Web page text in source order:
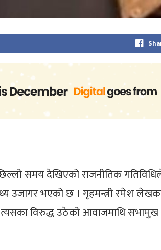
समय देखिएको राजनीतिक
उजागर भएको छ । गृहमन्त्री रमेश
विरुद्ध उठेको आवाजमाथि